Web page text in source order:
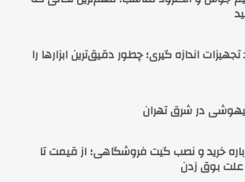
اندازه گیری؛ چطور دقیق‌ترین ابزارها را
در شرق تهران
خرید و نصب گیت فروشگاهی؛ از قیمت تا
بوق زدن